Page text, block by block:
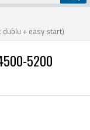
+ easy start)
4500-5200